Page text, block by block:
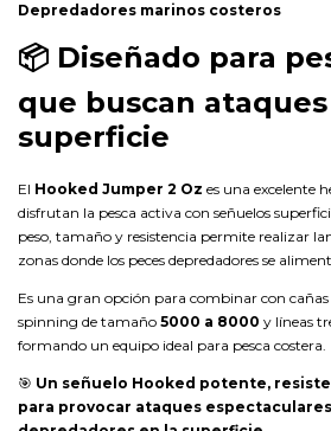
Depredadores marinos costeros
📦 Diseñado para
que buscan
superficie
El Hooked Jumper 2 Oz es una excelente
disfrutan la pesca activa con señuelos
peso, tamaño y resistencia permite realizar
zonas donde los peces depredadores se
Es una gran opción para combinar con cañas
spinning de tamaño 5000 a 8000 y líneas
formando un equipo ideal para pesca costera.
🎯 Un señuelo Hooked potente,
para provocar ataques